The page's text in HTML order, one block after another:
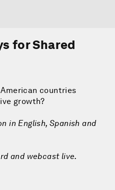
for Shared
countries
growth?
in English, Spanish and
and webcast live.